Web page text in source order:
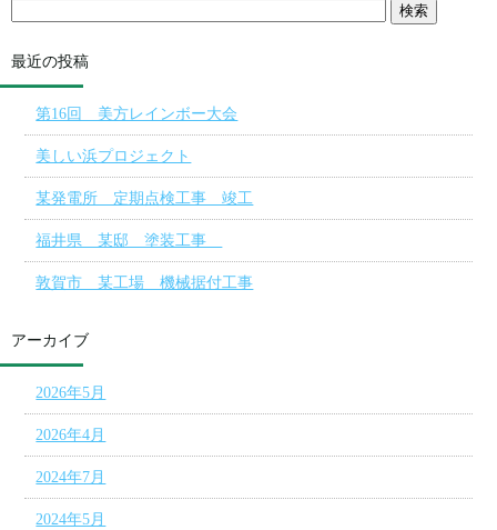
最近の投稿
第16回 美方レインボー大会
美しい浜プロジェクト
某発電所 定期点検工事 竣工
福井県 某邸 塗装工事
敦賀市 某工場 機械据付工事
アーカイブ
2026年5月
2026年4月
2024年7月
2024年5月